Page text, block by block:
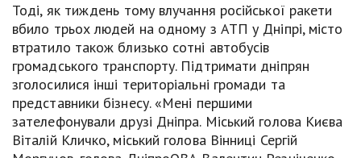
Тоді, як тиждень тому влучання російської ракети
вбило трьох людей на одному з АТП у Дніпрі, місто
втратило також близько сотні автобусів
громадського транспорту. Підтримати дніпрян
зголосилися інші територіальні громади та
представники бізнесу. «Мені першими
зателефонували друзі Дніпра. Міський голова Києва
Віталій Кличко, міський голова Вінниці Сергій